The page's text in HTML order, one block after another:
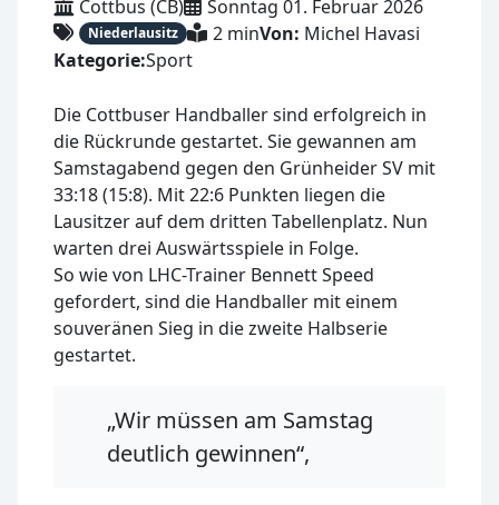
Cottbus (CB) Sonntag 01. Februar 2026
Niederlausitz 2 minVon: Michel Havasi
Kategorie:Sport
Die Cottbuser Handballer sind erfolgreich in
die Rückrunde gestartet. Sie gewannen am
Samstagabend gegen den Grünheider SV mit
33:18 (15:8). Mit 22:6 Punkten liegen die
Lausitzer auf dem dritten Tabellenplatz. Nun
warten drei Auswärtsspiele in Folge.
So wie von LHC-Trainer Bennett Speed
gefordert, sind die Handballer mit einem
souveränen Sieg in die zweite Halbserie
gestartet.
„Wir müssen am Samstag
deutlich gewinnen“,